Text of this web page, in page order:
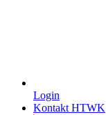
Login
Kontakt HTWK